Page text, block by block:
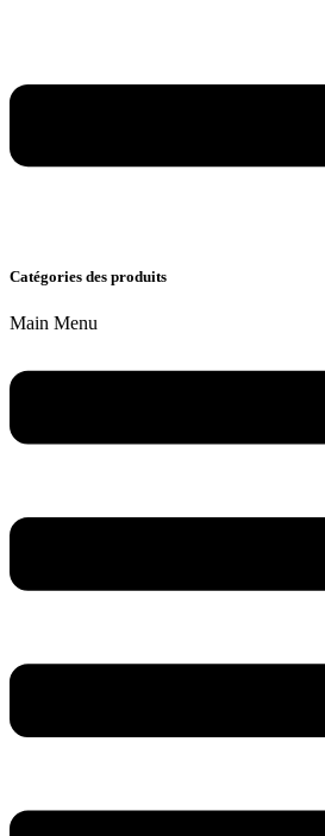
Catégories des produits
Main Menu